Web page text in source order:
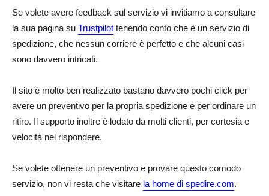
Se volete avere feedback sul servizio vi invitiamo a consultare
la sua pagina su Trustpilot tenendo conto che è un servizio di
spedizione, che nessun corriere è perfetto e che alcuni casi
sono davvero intricati.
Il sito è molto ben realizzato bastano davvero pochi click per
avere un preventivo per la propria spedizione e per ordinare un
ritiro. Il supporto inoltre è lodato da molti clienti, per cortesia e
velocità nel rispondere.
Se volete ottenere un preventivo e provare questo comodo
servizio, non vi resta che visitare la home di spedire.com.